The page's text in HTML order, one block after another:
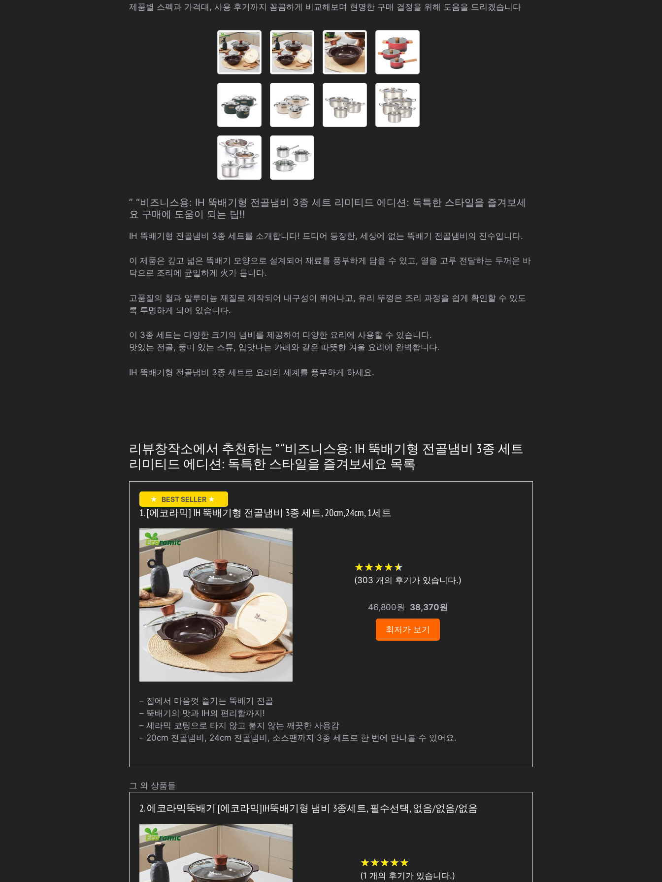
제품별 스펙과 가격대, 사용 후기까지 꼼꼼하게 비교해보며 현명한 구매 결정을 위해 도움을 드리겠습니다
” “비즈니스용: IH 뚝배기형 전골냄비 3종 세트 리미티드 에디션: 독특한 스타일을 즐겨보세
요 구매에 도움이 되는 팁!!
IH 뚝배기형 전골냄비 3종 세트를 소개합니다! 드디어 등장한, 세상에 없는 뚝배기 전골냄비의 진수입니다.
이 제품은 깊고 넓은 뚝배기 모양으로 설계되어 재료를 풍부하게 담을 수 있고, 열을 고루 전달하는 두꺼운 바
닥으로 조리에 균일하게 火가 듭니다.
고품질의 철과 알루미늄 재질로 제작되어 내구성이 뛰어나고, 유리 뚜껑은 조리 과정을 쉽게 확인할 수 있도
록 투명하게 되어 있습니다.
이 3종 세트는 다양한 크기의 냄비를 제공하여 다양한 요리에 사용할 수 있습니다.
맛있는 전골, 풍미 있는 스튜, 입맛나는 카레와 같은 따뜻한 겨울 요리에 완벽합니다.
IH 뚝배기형 전골냄비 3종 세트로 요리의 세계를 풍부하게 하세요.
리뷰창작소에서 추천하는 ” “비즈니스용: IH 뚝배기형 전골냄비 3종 세트
리미티드 에디션: 독특한 스타일을 즐겨보세요 목록
★ BEST SELLER ★
1. [에코라믹] IH 뚝배기형 전골냄비 3종 세트, 20cm,24cm, 1세트
★★★★★
★★★★★
(303 개의 후기가 있습니다.)
46,800원 38,370원
최저가 보기
– 집에서 마음껏 즐기는 뚝배기 전골
– 뚝배기의 맛과 IH의 편리함까지!
– 세라믹 코팅으로 타지 않고 붙지 않는 깨끗한 사용감
– 20cm 전골냄비, 24cm 전골냄비, 소스팬까지 3종 세트로 한 번에 만나볼 수 있어요.
그 외 상품들
2. 에코라믹뚝배기 [에코라믹]IH뚝배기형 냄비 3종세트, 필수선택, 없음/없음/없음
★★★★★
★★★★★
(1 개의 후기가 있습니다.)